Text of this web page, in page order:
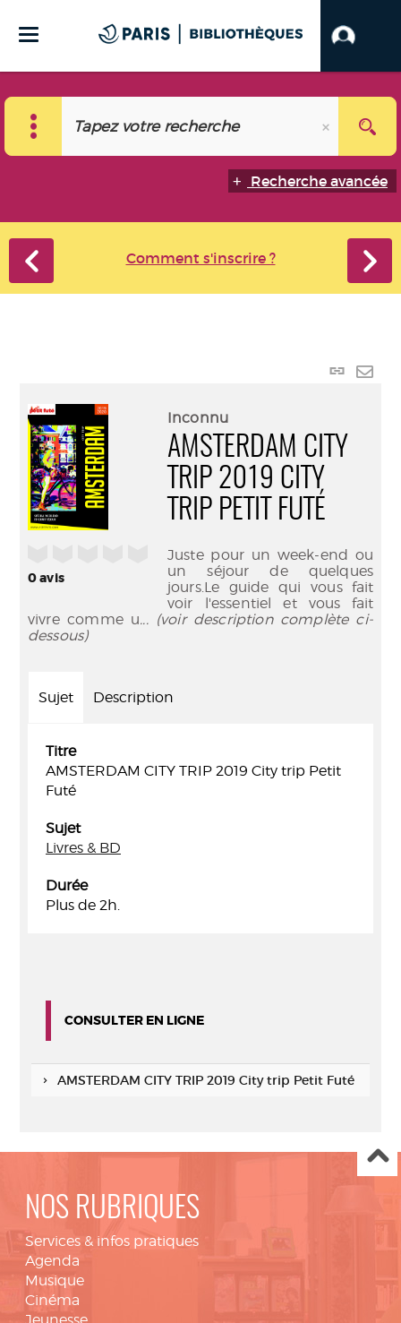
Recherche avancée
Comment s'inscrire ?
Lien
0avis
Inconnu
AMSTERDAM CITY
TRIP 2019 CITY
TRIP PETIT FUTÉ
Juste pour un week-end ou
un séjour de quelques
jours.Le guide qui vous fait
voir l'essentiel et vous fait
vivre comme u... (voir description complète ci-
dessous)
Sujet Description
Titre
AMSTERDAM CITY TRIP 2019 City trip Petit
Futé
Sujet
Livres & BD
Durée
Plus de 2h.
CONSULTER EN LIGNE
AMSTERDAM CITY TRIP 2019 City trip Petit Futé
NOS RUBRIQUES
Services & infos pratiques
Agenda
Musique
Cinéma